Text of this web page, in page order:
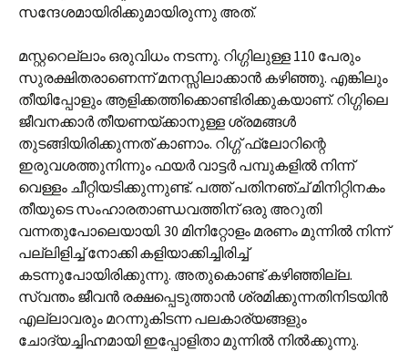
സന്ദേശമായിരിക്കുമായിരുന്നു അത്.
മസ്റ്ററെല്ലാം ഒരുവിധം നടന്നു. റിഗ്ഗിലുള്ള 110 പേരും
സുരക്ഷിതരാണെന്ന് മനസ്സിലാക്കാന്‍ കഴിഞ്ഞു. എങ്കിലും
തീയിപ്പോളും ആളിക്കത്തിക്കൊണ്ടിരിക്കുകയാണ്. റിഗ്ഗിലെ
ജീവനക്കാര്‍ തീയണയ്ക്കാനുള്ള ശ്രമങ്ങള്‍
തുടങ്ങിയിരിക്കുന്നത് കാണാം. റിഗ്ഗ് ഫ്ലോറിന്റെ
ഇരുവശത്തുനിന്നും ഫയര്‍ വാട്ടര്‍ പമ്പുകളില്‍ നിന്ന്
വെള്ളം ചീറ്റിയടിക്കുന്നുണ്ട്. പത്ത് പതിനഞ്ച് മിനിറ്റിനകം
തീയുടെ സംഹാരതാണ്ഡവത്തിന് ഒരു അറുതി
വന്നതുപോലെയായി. 30 മിനിറ്റോളം മരണം മുന്നില്‍ നിന്ന്
പല്ലിളിച്ച് നോക്കി കളിയാക്കിച്ചിരിച്ച്
കടന്നുപോയിരിക്കുന്നു. അതുകൊണ്ട് കഴിഞ്ഞില്ല.
സ്വന്തം ജീവന്‍ രക്ഷപ്പെടുത്താന്‍ ശ്രമിക്കുന്നതിനിടയിന്‍
എല്ലാവരും മറന്നുകിടന്ന പലകാര്യങ്ങളും
ചോദ്യച്ചിഹ്നമായി ഇപ്പോളിതാ മുന്നില്‍ നില്‍ക്കുന്നു.